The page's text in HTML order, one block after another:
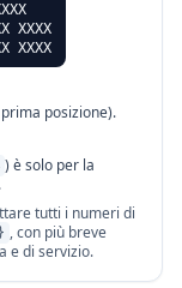
XXXX
posizione).
) è solo per la
tutti i numeri di
, con più breve
e di servizio.